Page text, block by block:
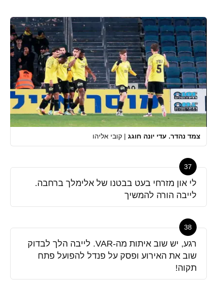
צמד נהדר. עדי יונה חוגג | קובי אליהו
37
לי און מזרחי בעט בבטנו של אלימלך ברחבה.
לייבה הורה להמשיך
38
רגע, יש שוב איתות מה-VAR. לייבה הלך לבדוק
שוב את האירוע ופסק על פנדל להפועל פתח
תקוה!